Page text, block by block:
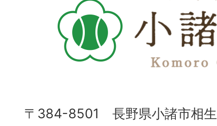
〒384-8501 長野県小諸市相